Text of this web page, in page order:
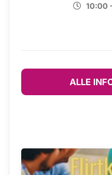
10:00
ALLE